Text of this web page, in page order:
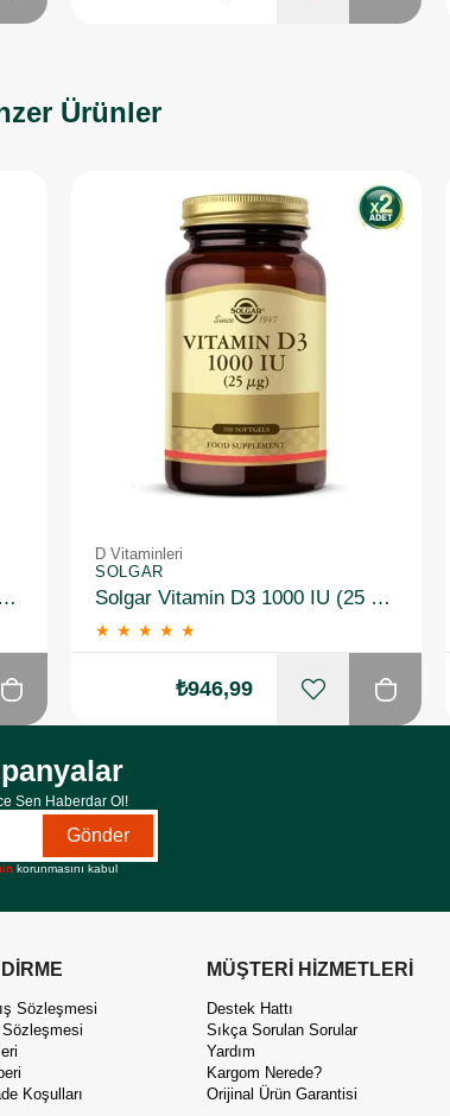
Ürünler
Solgar Vitamin D3 1000 IU (25 µg) 100 Yumuşak Jelatin Kapsül
D Vitaminleri
SOLGAR
Solgar Vitamin D3 1000 IU (25 µg) 100 Yumuşak Jelatin Kapsül 2 Adet
★ ★ ★ ★ ★
₺946,99
Sen Haberdar Ol!
Gönder
korunmasını kabul
Sözleşmesi
Koşulları
MÜŞTERİ HİZMETLERİ
Destek Hattı
Sıkça Sorulan Sorular
Yardım
Kargom Nerede?
Orijinal Ürün Garantisi